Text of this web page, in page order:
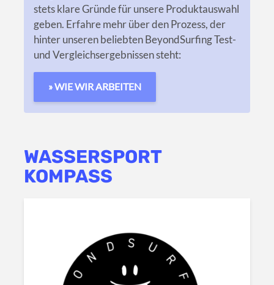
stets klare Gründe für unsere Produktauswahl
geben. Erfahre mehr über den Prozess, der
hinter unseren beliebten BeyondSurfing Test-
und Vergleichsergebnissen steht:
» WIE WIR ARBEITEN
WASSERSPORT
KOMPASS